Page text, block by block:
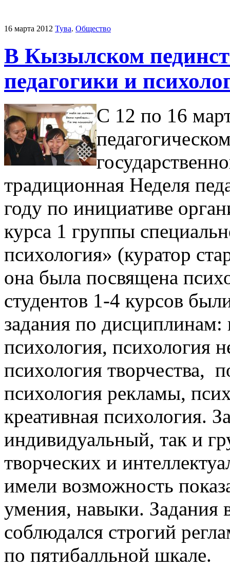
16 марта 2012 Тува. Общество
В Кызылском
педагогики и
С 12 по 16
традиционная Неделя
году по инициативе
курса 1 группы
психология» (куратор
она была посвящена
студентов 1-4 курсов
задания по дисциплинам:
психология, психология
психология творчества,
психология рекламы,
креативная психология.
индивидуальный, так и
творческих и
имели возможность
умения, навыки. Задания
соблюдался строгий
по пятибалльной шкале.